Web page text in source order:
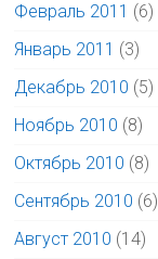
Февраль 2011 (6)
Январь 2011 (3)
Декабрь 2010 (5)
Ноябрь 2010 (8)
Октябрь 2010 (8)
Сентябрь 2010 (6)
Август 2010 (14)